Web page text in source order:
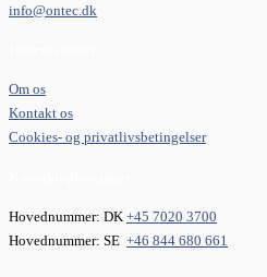
info@ontec.dk
Om os
Kontakt os
Cookies- og privatlivsbetingelser
Hovednummer: DK +45 7020 3700
Hovednummer: SE +46 844 680 661